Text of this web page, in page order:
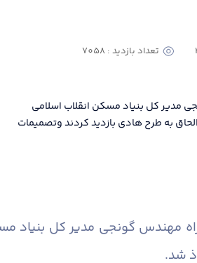
تعداد بازدید : 7058
مدیر کل بنیاد مسکن انقلاب اسلامی
به طرح هادی بازدید کردند وتصمیمات
مهندس گونجی مدیر کل بنیاد
شد.